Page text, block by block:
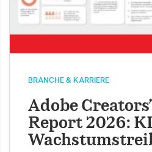
BRANCHE & KARRIERE
Adobe
Report 2026: